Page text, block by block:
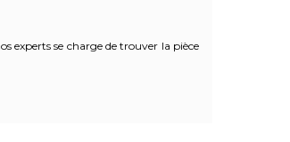
experts se charge de trouver la pièce